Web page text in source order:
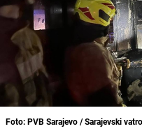
Foto: PVB Sarajevo / Sarajevski